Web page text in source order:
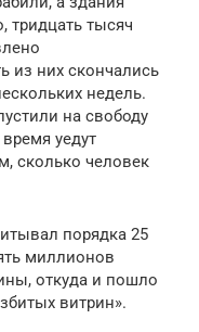
тридцать тысяч
из них скончались
недель.
на свободу
уедут
сколько человек
порядка 25
миллионов
откуда и пошло
витрин».